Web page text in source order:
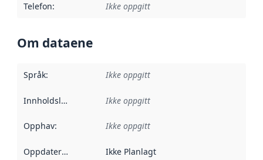
Telefon: Ikke oppgitt
Om dataene
Språk: Ikke oppgitt
Innholdsleverandører :
Ikke oppgitt
Opphav: Ikke oppgitt
Oppdateringsfrekvens :
Ikke Planlagt